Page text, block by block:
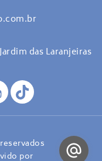
das Laranjeiras
por